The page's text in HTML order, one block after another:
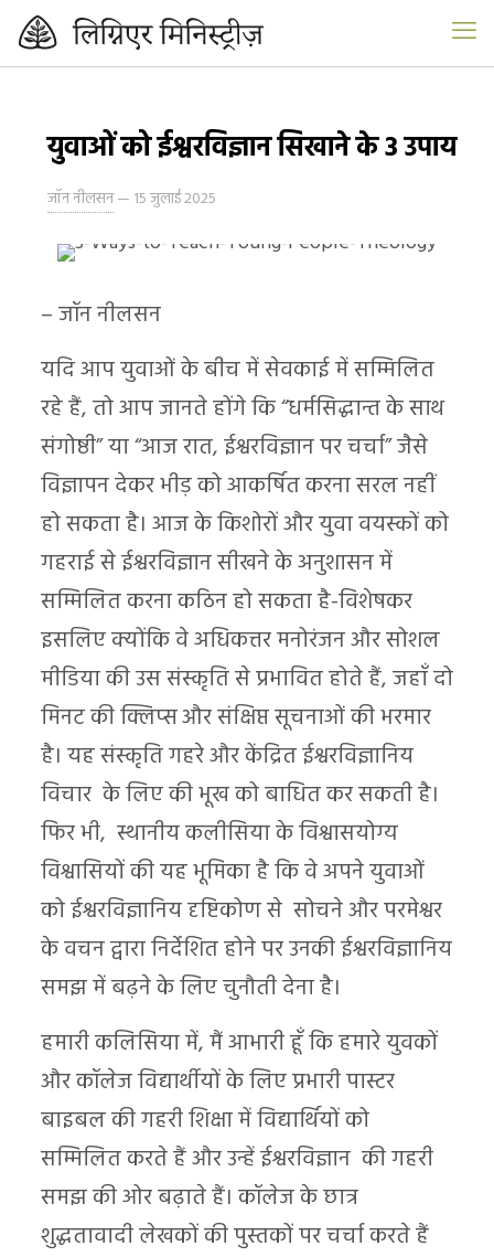
युवाओं को ईश्वरविज्ञान सिखाने के 3 उपाय
जॉन नीलसन— 15 जुलाई 2025
– जॉन नीलसन
यदि आप युवाओं के बीच में सेवकाई में सम्मिलित
रहे हैं, तो आप जानते होंगे कि “धर्मसिद्धान्त के साथ
संगोष्ठी” या “आज रात, ईश्वरविज्ञान पर चर्चा” जैसे
विज्ञापन देकर भीड़ को आकर्षित करना सरल नहीं
हो सकता है। आज के किशोरों और युवा वयस्कों को
गहराई से ईश्वरविज्ञान सीखने के अनुशासन में
सम्मिलित करना कठिन हो सकता है-विशेषकर
इसलिए क्योंकि वे अधिकत्तर मनोरंजन और सोशल
मीडिया की उस संस्कृति से प्रभावित होते हैं, जहाँ दो
मिनट की क्लिप्स और संक्षिप्त सूचनाओं की भरमार
है। यह संस्कृति गहरे और केंद्रित ईश्वरविज्ञानिय
विचार के लिए की भूख को बाधित कर सकती है।
फिर भी, स्थानीय कलीसिया के विश्वासयोग्य
विश्वासियों की यह भूमिका है कि वे अपने युवाओं
को ईश्वरविज्ञानिय दृष्टिकोण से सोचने और परमेश्वर
के वचन द्वारा निर्देशित होने पर उनकी ईश्वरविज्ञानिय
समझ में बढ़ने के लिए चुनौती देना है।
हमारी कलिसिया में, मैं आभारी हूँ कि हमारे युवकों
और कॉलेज विद्यार्थीयों के लिए प्रभारी पास्टर
बाइबल की गहरी शिक्षा में विद्यार्थियों को
सम्मिलित करते हैं और उन्हें ईश्वरविज्ञान की गहरी
समझ की ओर बढ़ाते हैं। कॉलेज के छात्र
शुद्धतावादी लेखकों की पुस्तकों पर चर्चा करते हैं